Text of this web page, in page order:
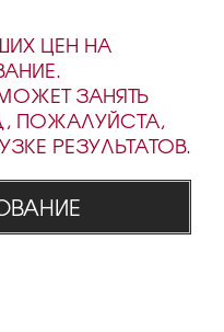
ЦЕН НА
ЗАНЯТЬ
ПОЖАЛУЙСТА,
РЕЗУЛЬТАТОВ.